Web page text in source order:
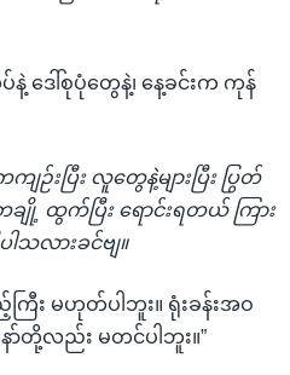
ဒေါ်စုပုံတွေနဲ့၊ နေ့ခင်းက ကုန်
းပြီး လူတွေနဲ့များပြီး ပြွတ်
ျို့ ထွက်ပြီး ရောင်းရတယ် ကြား
သလားခင်ဗျ။
ြီး မဟုတ်ပါဘူး။ ရုံးခန်းအဝ
ော်တို့လည်း မတင်ပါဘူး။”